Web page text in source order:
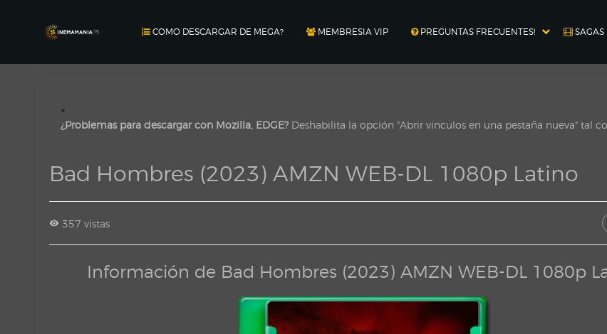
COMO DESCARGAR DE MEGA? MEMBRESIA VIP PREGUNTAS FRECUENTES! SAGAS
×
¿Problemas para descargar con Mozilla, EDGE? Deshabilita la opción "Abrir vinculos en una pestaña nueva" tal
Bad Hombres (2023) AMZN WEB-DL 1080p Latino
357 vistas
Información de Bad Hombres (2023) AMZN WEB-DL 1080p